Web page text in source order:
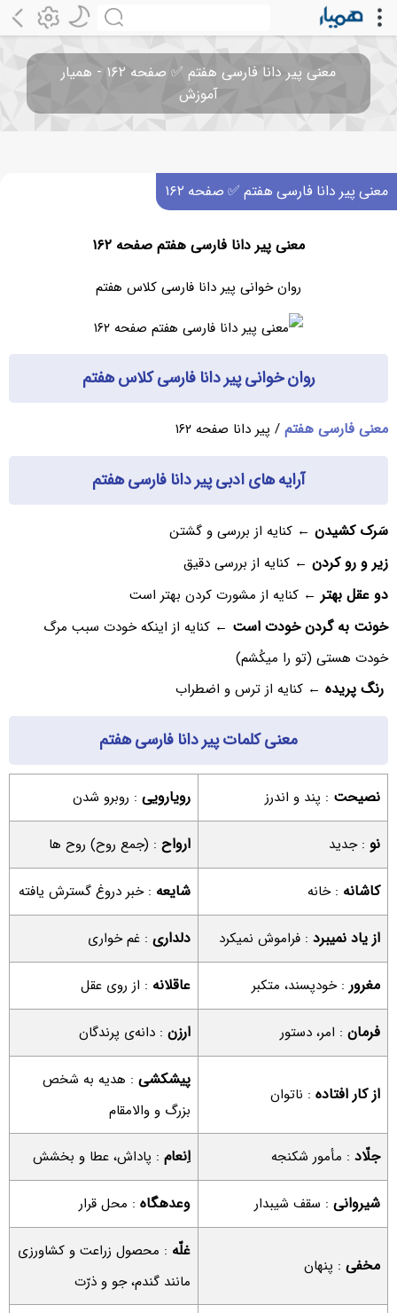
معنی پیر دانا فارسی هفتم ✅ صفحه ۱۶۲ - همیار
آموزش
معنی پیر دانا فارسی هفتم ✅ صفحه ۱۶۲
معنی پیر دانا فارسی هفتم صفحه ۱۶۲
روان خوانی پیر دانا فارسی کلاس هفتم
روان خوانی پیر دانا فارسی کلاس هفتم
معنی فارسی هفتم / پیر دانا صفحه ۱۶۲
آرایه های ادبی پیر دانا فارسی هفتم
سَرک کشیدن ← کنایه از بررسی و گشتن
زیر و رو کردن ← کنایه از بررسی دقیق
دو عقل بهتر ← کنایه از مشورت کردن بهتر است
خونت به گردن خودت است ← کنایه از اینکه خودت سبب مرگ
خودت هستی (تو را میکُشم)
رنگ پریده ← کنایه از ترس و اضطراب
معنی کلمات پیر دانا فارسی هفتم
نصیحت : پند و اندرز رویارویی : روبرو شدن
نو : جدید ارواح : (جمع روح) روح ها
کاشانه : خانه شایعه : خبر دروغ گسترش یافته
از یاد نمیبرد : فراموش نمیکرد دلداری : غم خواری
مغرور: خودپسند، متکبر عاقلانه : از روی عقل
فرمان : امر، دستور ارزن : دانه‌ی پرندگان
از کار افتاده : ناتوان
پیشکشی : هدیه به شخص
بزرگ و والامقام
جلّاد : مأمور شکنجه اِنعام : پاداش، عطا و بخشش
شیروانی : سقف شیبدار وعدهگاه : محل قرار
مخفی : پنهان
غلّه : محصول زراعت و کشاورزی
مانند گندم، جو و ذرّت